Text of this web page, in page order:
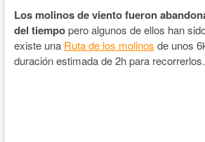
Los molinos de viento fueron
del tiempopero algunos de ellos han
existe una Ruta de los molinos de unos
duración estimada de 2h para recorrerlos.